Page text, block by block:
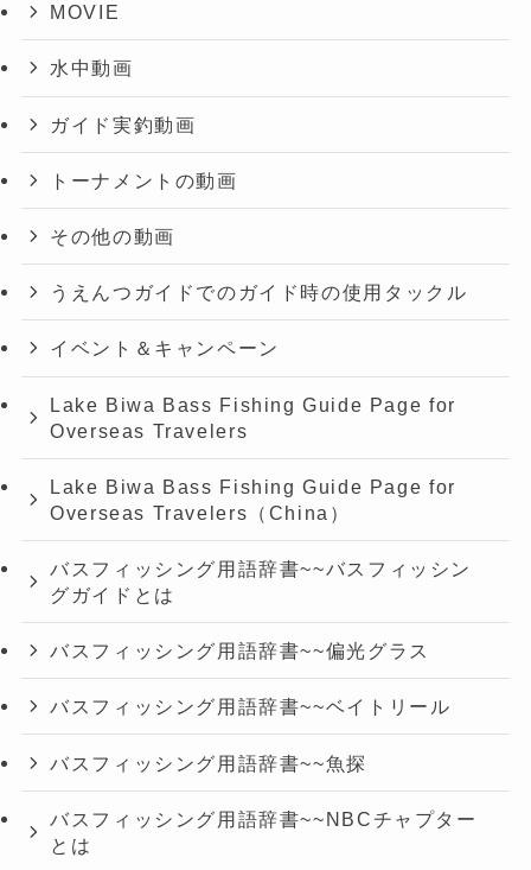
MOVIE
水中動画
ガイド実釣動画
トーナメントの動画
その他の動画
うえんつガイドでのガイド時の使用タックル
イベント＆キャンペーン
Lake Biwa Bass Fishing Guide Page for
Overseas Travelers
Lake Biwa Bass Fishing Guide Page for
Overseas Travelers（China）
バスフィッシング用語辞書~~バスフィッシン
グガイドとは
バスフィッシング用語辞書~~偏光グラス
バスフィッシング用語辞書~~ベイトリール
バスフィッシング用語辞書~~魚探
バスフィッシング用語辞書~~NBCチャプター
とは